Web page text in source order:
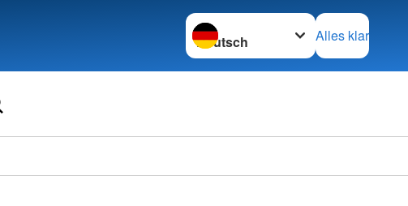
Sprache wechseln zu
Alles klar